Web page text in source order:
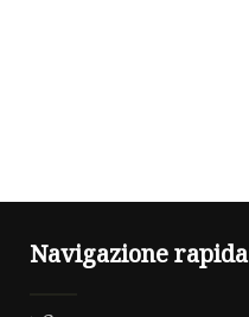
Navigazione rapida